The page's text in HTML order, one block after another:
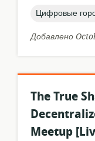
topic:
Цифровые
Добавлено
The True
Meetup